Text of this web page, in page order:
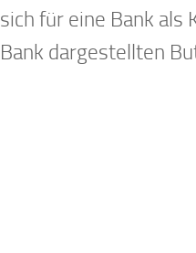
sich für eine Bank als
Bank dargestellten